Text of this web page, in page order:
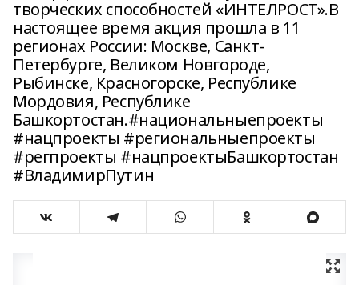
творческих способностей «ИНТЕЛРОСТ».В
настоящее время акция прошла в 11
регионах России: Москве, Санкт-
Петербурге, Великом Новгороде,
Рыбинске, Красногорске, Республике
Мордовия, Республике
Башкортостан.#национальныепроекты
#нацпроекты #региональныепроекты
#регпроекты #нацпроектыБашкортостан
#ВладимирПутин